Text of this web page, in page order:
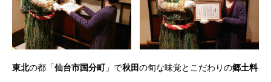
東北の都「仙台市国分町」で秋田の旬な味覚とこだわりの郷土料